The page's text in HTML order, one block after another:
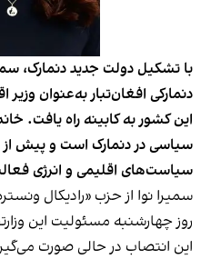
با تشکیل دولت جدید دنمارک،
دنمارکی افغان‌تبار به‌عنوان
این کشور به کابینه راه یافت.
سیاسی در دنمارک است و پیش از
سیاست‌های اقلیمی و انرژی
سمیرا نوا از حزب «رادیکال
روز چهارشنبه مسئولیت این
این انتصاب در حالی صورت